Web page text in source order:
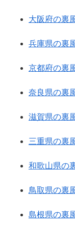
大阪府の裏
兵庫県の裏
京都府の裏
奈良県の裏
滋賀県の裏
三重県の裏
和歌山県の
鳥取県の裏
島根県の裏